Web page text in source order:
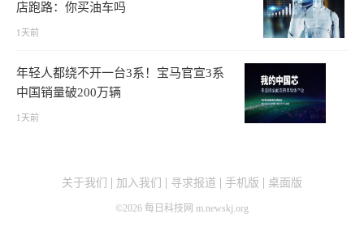
店跑路：你买油车吗
1天前
年轻人都绕不开一台3系！宝马官宣3系
中国销量破200万辆
1天前
关于我们 加入我们 寻求报道 手机版 桌面版
©2026 每日科技网 m.newskj.org